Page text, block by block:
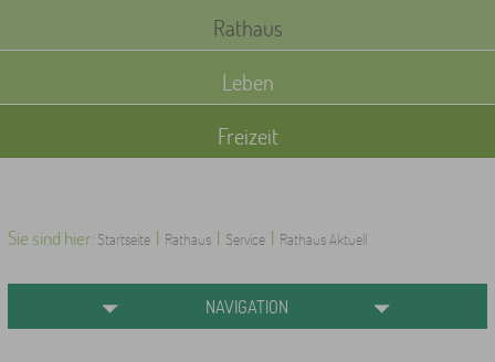
Rathaus
Leben
Freizeit
Sie sind hier: Startseite | Rathaus | Service | Rathaus Aktuell
NAVIGATION